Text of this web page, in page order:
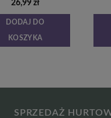
26,99 zł
DODAJ DO
KOSZYKA
SPRZEDAŻ